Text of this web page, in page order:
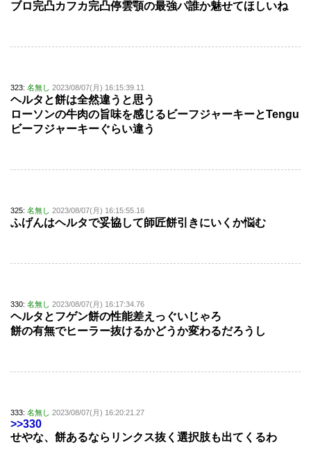
ブロ完凸カフカ完凸停雲顎の最強パ誰か魅せてほしいね
323: 名無し 2023/08/07(月) 16:15:39.11
ヘルタと餅は全然違うと思う
ローソンの牛肉の旨味を感じるビーフジャーキーとTengu
ビーフジャーキーぐらい違う
325: 名無し 2023/08/07(月) 16:15:55.16
ふげんはヘルタで妥協して師匠餅引きにいくか悩む
330: 名無し 2023/08/07(月) 16:17:34.76
ヘルタとフゲン餅の性能差えっぐいじゃろ
餅の有無でヒーラー抜けるかどうか変わるだろうし
333: 名無し 2023/08/07(月) 16:20:21.27
>>330
せやな、餅あるならリンクス抜く選択肢も出てくるわ